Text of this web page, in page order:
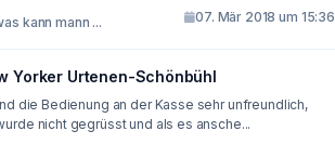
kann mann ... 07. Mär 2018 um 15:36
Yorker Urtenen-Schönbühl
die Bedienung an der Kasse sehr unfreundlich,
nicht gegrüsst und als es ansche...